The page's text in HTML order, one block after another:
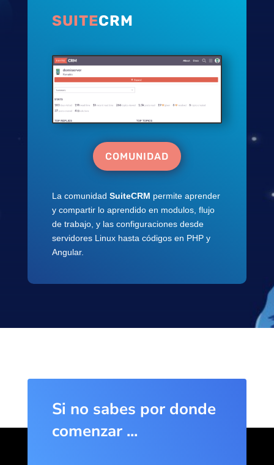
SUITECRM
COMUNIDAD
La comunidad SuiteCRM permite aprender
y compartir lo aprendido en modulos, flujo
de trabajo, y las configuraciones desde
servidores Linux hasta códigos en PHP y
Angular.
Si no sabes por donde
comenzar ...